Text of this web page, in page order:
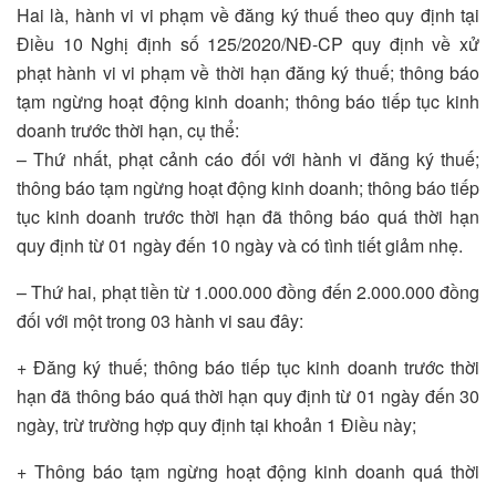
Hai là, hành vi vi phạm về đăng ký thuế theo quy định tại
Điều 10 Nghị định số 125/2020/NĐ-CP quy định về xử
phạt hành vi vi phạm về thời hạn đăng ký thuế; thông báo
tạm ngừng hoạt động kinh doanh; thông báo tiếp tục kinh
doanh trước thời hạn, cụ thể:
– Thứ nhất, phạt cảnh cáo đối với hành vi đăng ký thuế;
thông báo tạm ngừng hoạt động kinh doanh; thông báo tiếp
tục kinh doanh trước thời hạn đã thông báo quá thời hạn
quy định từ 01 ngày đến 10 ngày và có tình tiết giảm nhẹ.
– Thứ hai, phạt tiền từ 1.000.000 đồng đến 2.000.000 đồng
đối với một trong 03 hành vi sau đây:
+ Đăng ký thuế; thông báo tiếp tục kinh doanh trước thời
hạn đã thông báo quá thời hạn quy định từ 01 ngày đến 30
ngày, trừ trường hợp quy định tại khoản 1 Điều này;
+ Thông báo tạm ngừng hoạt động kinh doanh quá thời